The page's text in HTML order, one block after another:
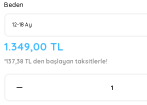
Beden
1.349,00 TL
*137,38 TL den başlayan taksitlerle!